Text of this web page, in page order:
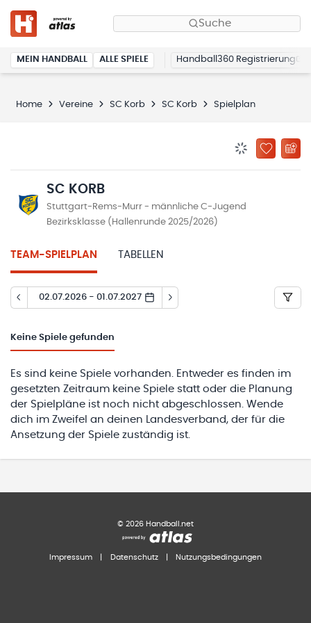
Suche
MEIN HANDBALL ALLE SPIELE Handball360 Registrierung
Home Vereine SC Korb SC Korb Spielplan
ZU
SC KORB
Stuttgart-Rems-Murr - männliche C-Jugend
Bezirksklasse (Hallenrunde 2025/2026)
TEAM-SPIELPLAN TABELLEN
02.07.2026 - 01.07.2027
Keine Spiele gefunden
Es sind keine Spiele vorhanden. Entweder es finden im
gesetzten Zeitraum keine Spiele statt oder die Planung
der Spielpläne ist noch nicht abgeschlossen. Wende
dich im Zweifel an deinen Landesverband, der für die
Ansetzung der Spiele zuständig ist.
© 2026 Handball.net
Impressum Datenschutz Nutzungsbedingungen